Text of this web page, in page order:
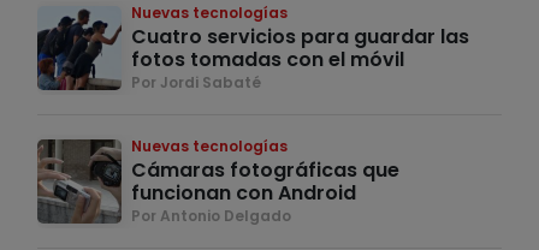
Nuevas tecnologías
Cuatro servicios para guardar las
fotos tomadas con el móvil
Por Jordi Sabaté
Nuevas tecnologías
Cámaras fotográficas que
funcionan con Android
Por Antonio Delgado